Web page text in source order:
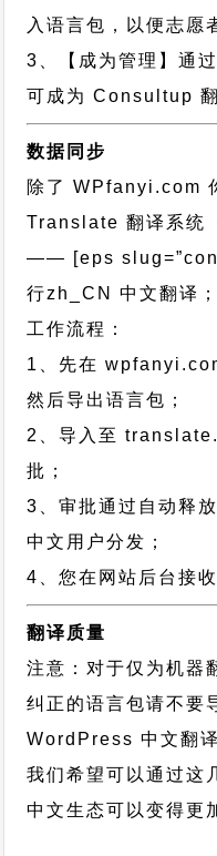
入语言包，以便志愿
3、【成为管理】通
可成为 Consultup 翻
数据同步
除了 WPfanyi.com
Translate 翻译系统
—— [eps
行zh_CN
中文翻译；
工作流程：
1、先在
然后导出语言包；
2、导入至
批；
3、审批通过自动释
中文用户分发；
4、您在网站后台接
翻译质量
注意：对于仅为机器
纠正的语言包请不要
WordPress 中文翻
我们希望可以通过这
中文生态可以变得更